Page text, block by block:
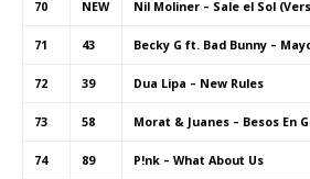
70 NEW Nil Moliner – Sale el Sol
71 43 Becky G ft. Bad Bunny –
72 39 Dua Lipa – New Rules
73 58 Morat & Juanes – Besos En
74 89 P!nk – What About Us